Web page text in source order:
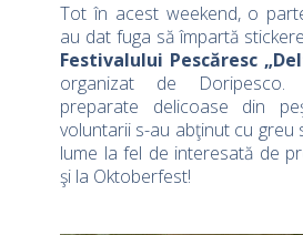
Tot în acest weekend, o
au dat fuga să împartă
Festivalului Pescăresc
organizat de Doripesco.
preparate delicoase din
voluntarii s-au abţinut cu greu
lume la fel de interesată de
şi la Oktoberfest!